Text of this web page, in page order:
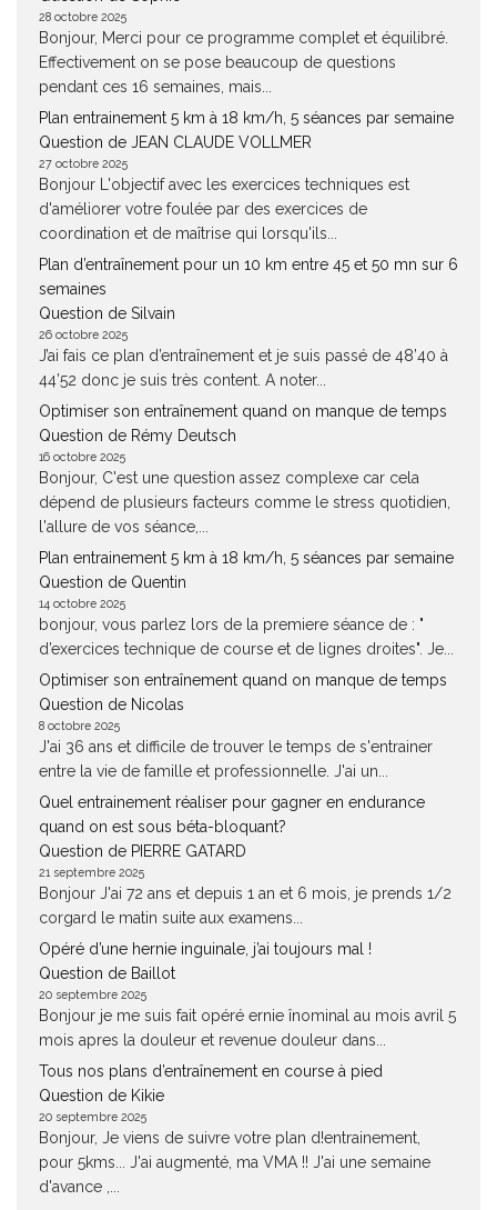
28 octobre 2025
Bonjour, Merci pour ce programme complet et équilibré.
Effectivement on se pose beaucoup de questions
pendant ces 16 semaines, mais...
Plan entrainement 5 km à 18 km/h, 5 séances par semaine
Question de JEAN CLAUDE VOLLMER
27 octobre 2025
Bonjour L'objectif avec les exercices techniques est
d'améliorer votre foulée par des exercices de
coordination et de maîtrise qui lorsqu'ils...
Plan d’entraînement pour un 10 km entre 45 et 50 mn sur 6
semaines
Question de Silvain
26 octobre 2025
J’ai fais ce plan d’entraînement et je suis passé de 48’40 à
44’52 donc je suis très content. A noter...
Optimiser son entraînement quand on manque de temps
Question de Rémy Deutsch
16 octobre 2025
Bonjour, C'est une question assez complexe car cela
dépend de plusieurs facteurs comme le stress quotidien,
l'allure de vos séance,...
Plan entrainement 5 km à 18 km/h, 5 séances par semaine
Question de Quentin
14 octobre 2025
bonjour, vous parlez lors de la premiere séance de : "
d’exercices technique de course et de lignes droites". Je...
Optimiser son entraînement quand on manque de temps
Question de Nicolas
8 octobre 2025
J'ai 36 ans et difficile de trouver le temps de s'entrainer
entre la vie de famille et professionnelle. J'ai un...
Quel entrainement réaliser pour gagner en endurance
quand on est sous béta-bloquant?
Question de PIERRE GATARD
21 septembre 2025
Bonjour J'ai 72 ans et depuis 1 an et 6 mois, je prends 1/2
corgard le matin suite aux examens...
Opéré d’une hernie inguinale, j’ai toujours mal !
Question de Baillot
20 septembre 2025
Bonjour je me suis fait opéré ernie înominal au mois avril 5
mois apres la douleur et revenue douleur dans...
Tous nos plans d’entraînement en course à pied
Question de Kikie
20 septembre 2025
Bonjour, Je viens de suivre votre plan d!entrainement,
pour 5kms... J'ai augmenté, ma VMA !! J'ai une semaine
d'avance ,...